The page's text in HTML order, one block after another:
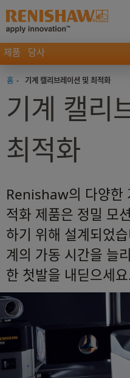
제품 당사
홈 - 기계 캘리브레이션 및 최적화
기계 캘리
최적화
Renishaw의 다양한
적화 제품은 정밀 모
하기 위해 설계되었
계의 가동 시간을 늘
한 첫발을 내딛으세